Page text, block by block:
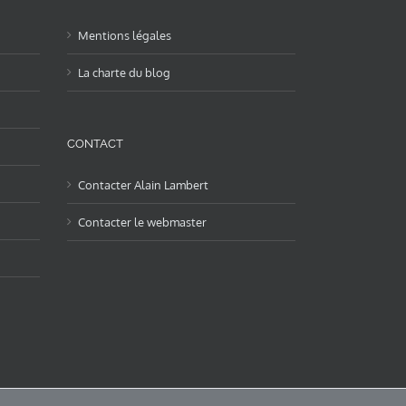
Mentions légales
La charte du blog
CONTACT
Contacter Alain Lambert
Contacter le webmaster